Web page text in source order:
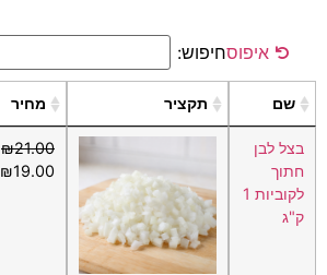
איפוסחיפוש:
שם תקציר מחיר
בצל לבן
חתוך
לקוביות 1
ק"ג
₪21.00
₪19.00